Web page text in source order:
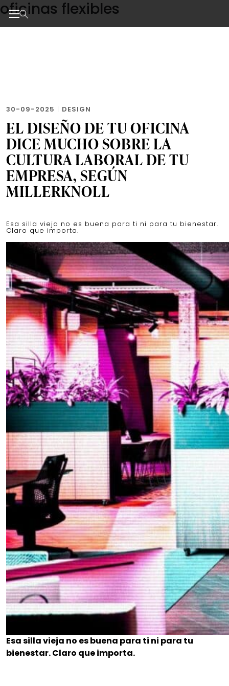
Skip
to
the
oficinas flexibles
30-09-2025 | DESIGN
EL DISEÑO DE TU OFICINA
DICE MUCHO SOBRE LA
CULTURA LABORAL DE TU
EMPRESA, SEGÚN
MILLERKNOLL
Esa silla vieja no es buena para ti ni para tu bienestar.
Claro que importa.
Esa silla vieja no es buena para ti ni para tu
bienestar. Claro que importa.